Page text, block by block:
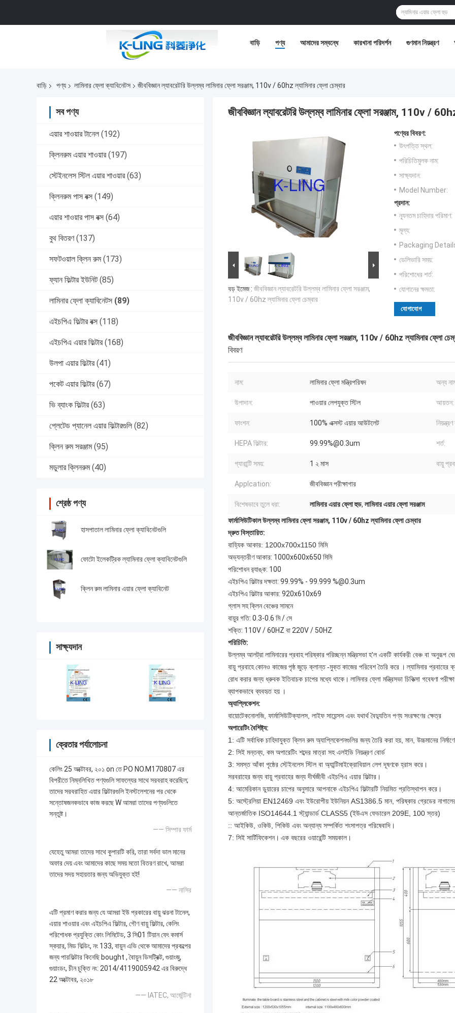
বাড়ি পণ্য আমাদের সম্বন্ধে কারখানা পরিদর্শন গুণমান নিয়ন্ত্রণ
বাড়ি পণ্য লামিনার ফ্লো ক্যাবিনেটস জীববিজ্ঞান ল্যাবরেটরি উল্লম্ব লামিনার ফ্লো সরঞ্জাম, 110v / 60hz ল্যামিনার ফ্লো চেম্বার
সব পণ্য
এয়ার শাওয়ার টানেল (192)
ক্লিনরুম এয়ার শাওয়ার (197)
স্টেইনলেস স্টিল এয়ার শাওয়ার (63)
ক্লিনরুম পাস বক্স (149)
এয়ার শাওয়ার পাস বক্স (64)
বুথ বিতরণ (137)
সফটওয়াল ক্লিন রুম (173)
ফ্যান ফিল্টার ইউনিট (85)
লামিনার ফ্লো ক্যাবিনেটস (89)
এইচপিএ ফিল্টার বক্স (118)
এইচপিএ এয়ার ফিল্টার (168)
উলপা এয়ার ফিল্টার (41)
পকেট এয়ার ফিল্টার (67)
ভি ব্যাংক ফিল্টার (63)
প্লেটেড প্যানেল এয়ার ফিল্টারগুলি (82)
ক্লিন রুম সরঞ্জাম (95)
মডুলার ক্লিনরুম (40)
শ্রেষ্ঠ পণ্য
হাসপাতাল লামিনার ফ্লো ক্যাবিনেটগুলি
ফোটো ইলেকট্রিক ল্যামিনার ফ্লো ক্যাবিনেটগুলি
ক্লিন রুম লামিনার এয়ার ফ্লো ক্যাবিনেট
সাক্ষ্যদান
ক্রেতার পর্যালোচনা
কেলিং 25 অক্টোবর, ২০১ on তে PO NO.M170807 এর
বিপরীতে নিম্নলিখিত পণ্যগুলি সাফল্যের সাথে সরবরাহ করেছিল;
তাদের সরবরাহিত এয়ার ফিল্টারগুলি ইনস্টলেশনের পর থেকে
সন্তোষজনকভাবে কাজ করছে W আমরা তাদের পণ্যগুলিতে
সন্তুষ্ট।
—— সিম্পার ফার্ম
যেহেতু আমরা তাদের সাথে কুপারটি করি, তারা সর্বদা ভাল মানের
অফার দেয় এবং আমাদের কাছে সময় মতো বিতরণ রাখে, আমরা
তাদের সদয় সহায়তার জন্য অভিযুক্ত হই!
—— নাসির
এটি প্রমাণ করার জন্য যে আমরা ইউ প্রকারের বায়ু ঝরনা টানেল,
এয়ার শাওয়ার এবং এইচপিএ ফিল্টার, গৌণ বায়ু ফিল্টার, কেলিং
পরিশোধক প্রযুক্তি কোং লিমিটেড, 3 সি01 টিয়ান ফেং কমার্স
স্কয়ার, মিড বিল্ডিং, নং 133, বায়ুন এভি থেকে আমাদের প্রকল্পের
জন্য পারফিল্টার কিনেছি bought , বৈায়ুন ডিসট্রিক্ট, গুয়াংজু,
গুয়াংডং, চীন চুক্তি নং: 2014/4119005942 এর বিরুদ্ধে
22 অক্টোবর, ২০১৮
—— IATEC, আর্জেন্টিনা
জীববিজ্ঞান ল্যাবরেটরি উল্লম্ব লামিনার ফ্লো সরঞ্জাম, 110v /
বড় ইমেজ : জীববিজ্ঞান ল্যাবরেটরি উল্লম্ব লামিনার ফ্লো সরঞ্জাম,
110v / 60hz ল্যামিনার ফ্লো চেম্বার
পণ্যের বিবরণ:
উৎপত্তি স্থল:
পরিচিতিমুলক নাম:
সাক্ষ্যদান:
Model Number:
প্রদান:
ন্যূনতম চাহিদার পরিমাণ:
মূল্য:
Packaging
ডেলিভারি সময়:
পরিশোধের শর্ত:
যোগানের ক্ষমতা:
যোগাযোগ
জীববিজ্ঞান ল্যাবরেটরি উল্লম্ব লামিনার ফ্লো সরঞ্জাম, 110v / 60hz ল্যামিনার ফ্লো
বিবরণ
নাম: লামিনার ফ্লো মন্ত্রিপরিষদ অন্য
উপাদান: পাওয়ার লেপযুক্ত স্টিল আয়তন:
ফাংশন: 100% এক্সস্ট এয়ার আউটলেট
HEPA ফিল্টার: 99.99%@0.3um শর্ত:
গ্যারান্টি সময়: 1 ২ মাস বায়ু
Applcation: জীববিজ্ঞান পরীক্ষাগার
বিশেষভাবে তুলে ধরা: লামিনার এয়ার ফ্লো হুড, লামিনার এয়ার ফ্লো সরঞ্জাম
ফার্মাসিউটিকাল উল্লম্ব লামিনার ফ্লো সরঞ্জাম, 110v / 60hz ল্যামিনার ফ্লো চেম্বার
দ্রুত বিস্তারিত:
বাহ্যিক আকার: 1200x700x1150 মিমি
অভ্যন্তরীণ আকার: 1000x600x650 মিমি
পরিশোধন র‌্যাঙ্ক: 100
এইচপিএ ফিল্টার দক্ষতা: 99.99% - 99.999 %@0.3um
এইচপিএ ফিল্টার আকার: 920x610x69
গ্লাস সহ ক্লিন বেঞ্চের সামনে
বায়ুর গতি: 0.3-0.6 মি / সে
শক্তি: 110V / 60HZ বা 220V / 50HZ
পরিচিতি:
উল্লম্ব আলট্রা লামিনারের প্রবাহ পরিষ্কার পরিচ্ছন্ন মন্ত্রিসভাহ'ল একটি কার্যকরী বেঞ্চ বা অনুরূপ
বায়ু প্রবাহেকোনও কাজেরপৃষ্ঠজুড়ে ক্লান্ত-মুক্তকাজের পরিবেশ তৈরি করে । ল্যামিনার প্রবাহের
রোধ করার জন্য ধ্রুবক ইতিবাচক চাপের মধ্যে থাকে। লামিনার ফ্লো মন্ত্রিসভা চিকিত্সা গবেষণা
ব্যাপকভাবে ব্যবহৃত হয় ।
অ্যাপ্লিকেশন:
বায়োটেকনোলজি, ফার্মাসিউটিক্যালস, লাইফ সায়েন্সস এবং যথার্থ বৈদ্যুতিন পণ্য সংরক্ষণের ক্ষেত্র
অপারেটিং বৈশিষ্ট্য:
1: এটি সর্বাধিক চাহিদাযুক্ত ক্লিন রুম অ্যাপ্লিকেশনগুলির জন্য তৈরি করা হয়, মান, উচ্চমানের
2: সিই মন্তব্য, কম অপারেটিং শব্দের মাত্রা সহ এলইডি নিয়ন্ত্রণ বোর্ড
3: সমস্ত আঁকা পৃষ্ঠের স্টেইনলেস স্টিল বা অ্যান্টিমাইক্রোবিয়াল লেপ দূষণকে হ্রাস করে।
সরবরাহের জন্য বায়ু প্রবাহের জন্য দীর্ঘজীবী এইচপিএ এয়ার ফিল্টার।
4: আমেরিকান ডুয়ারের চাপের অনুসারে আপনাকে এইচপিএ ফিল্টারটি নিয়মিত প্রতিস্থাপন করে।
5: অস্ট্রেলিয়া EN12469 এবং ইউরোপীয় ইউনিয়ন AS1386.5 মান, পরিষ্কার গ্রেডের নাগালের
আন্তর্জাতিক ISO14644.1 স্ট্যান্ডার্ড CLASS5 (ইউএস ফেডারেল 209E, 100 স্তর)
:: আইকিউ, ওকিউ, পিকিউ এবং অন্যান্য সম্পর্কিত শংসাপত্র পরিষেবাদি।
7: সিই সার্টিফিকেশন। এক বছরের ওয়ারেন্টি সময়কাল।